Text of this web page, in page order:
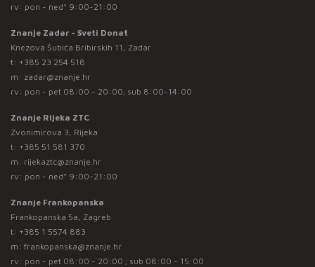
rv: pon - ned* 9:00-21:00
Znanje Zadar - Sveti Donat
Knezova Šubića Bribirskih 11, Zadar
t: +385 23 254 518
m: zadar@znanje.hr
rv: pon - pet 08:00 - 20:00; sub 8:00-14:00
Znanje Rijeka ZTC
Zvonimirova 3, Rijeka
t: +385 51 581 370
m: rijekaztc@znanje.hr
rv: pon - ned* 9:00-21:00
Znanje Frankopanska
Frankopanska 5a, Zagreb
t: +385 1 5574 883
m: frankopanska@znanje.hr
rv: pon - pet 08:00 - 20:00 ; sub 08:00 - 15:00